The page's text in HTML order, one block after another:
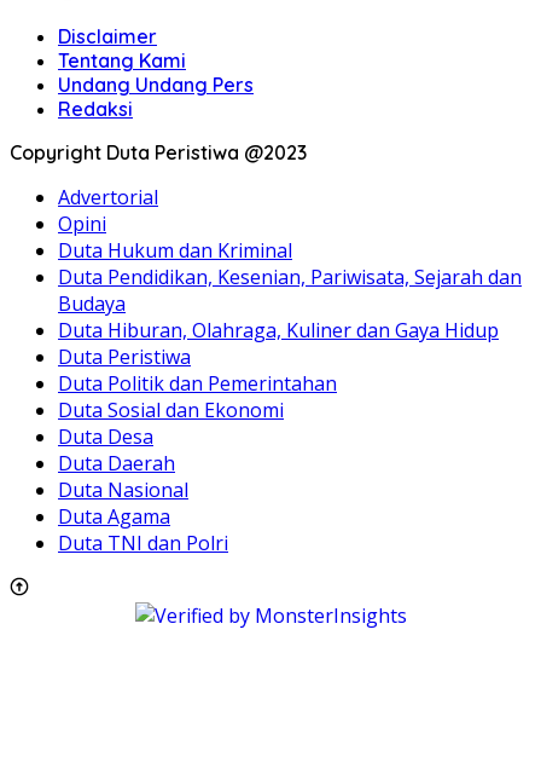
Disclaimer
Tentang Kami
Undang Undang Pers
Redaksi
Copyright Duta Peristiwa @2023
Advertorial
Opini
Duta Hukum dan Kriminal
Duta Pendidikan, Kesenian, Pariwisata, Sejarah dan
Budaya
Duta Hiburan, Olahraga, Kuliner dan Gaya Hidup
Duta Peristiwa
Duta Politik dan Pemerintahan
Duta Sosial dan Ekonomi
Duta Desa
Duta Daerah
Duta Nasional
Duta Agama
Duta TNI dan Polri